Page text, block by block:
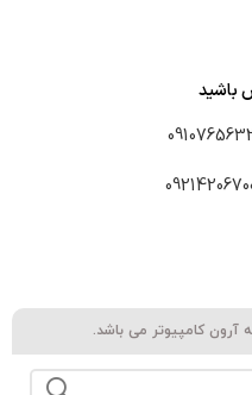
باشید
آرون کامپیوتر می باشد.